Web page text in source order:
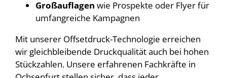
Großauflagen wie Prospekte oder Flyer für
umfangreiche Kampagnen
Mit unserer Offsetdruck-Technologie erreichen
wir gleichbleibende Druckqualität auch bei hohen
Stückzahlen. Unsere erfahrenen Fachkräfte in